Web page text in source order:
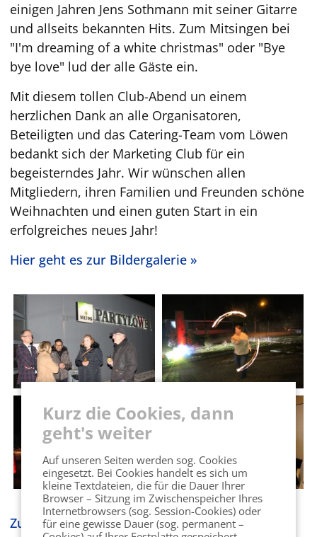
einigen Jahren Jens Sothmann mit seiner Gitarre
und allseits bekannten Hits. Zum Mitsingen bei
"I'm dreaming of a white christmas" oder "Bye
bye love" lud der alle Gäste ein.
Mit diesem tollen Club-Abend un einem
herzlichen Dank an alle Organisatoren,
Beteiligten und das Catering-Team vom Löwen
bedankt sich der Marketing Club für ein
begeisterndes Jahr. Wir wünschen allen
Mitgliedern, ihren Familien und Freunden schöne
Weihnachten und einen guten Start in ein
erfolgreiches neues Jahr!
Hier geht es zur Bildergalerie »
Zurück zur Eventübersicht
Kurz die Cookies, dann
geht's weiter
Auf unseren Seiten werden sog. Cookies
eingesetzt. Bei Cookies handelt es sich um
kleine Textdateien, die für die Dauer Ihrer
Browser – Sitzung im Zwischenspeicher Ihres
Internetbrowsers (sog. Session-Cookies) oder
für eine gewisse Dauer (sog. permanent –